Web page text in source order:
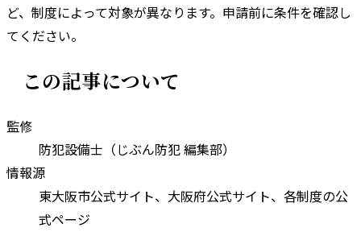
ど、制度によって対象が異なります。申請前に条件を確認し
てください。
この記事について
監修
防犯設備士（じぶん防犯 編集部）
情報源
東大阪市公式サイト、 大阪府公式サイト、各制度の公
式ページ